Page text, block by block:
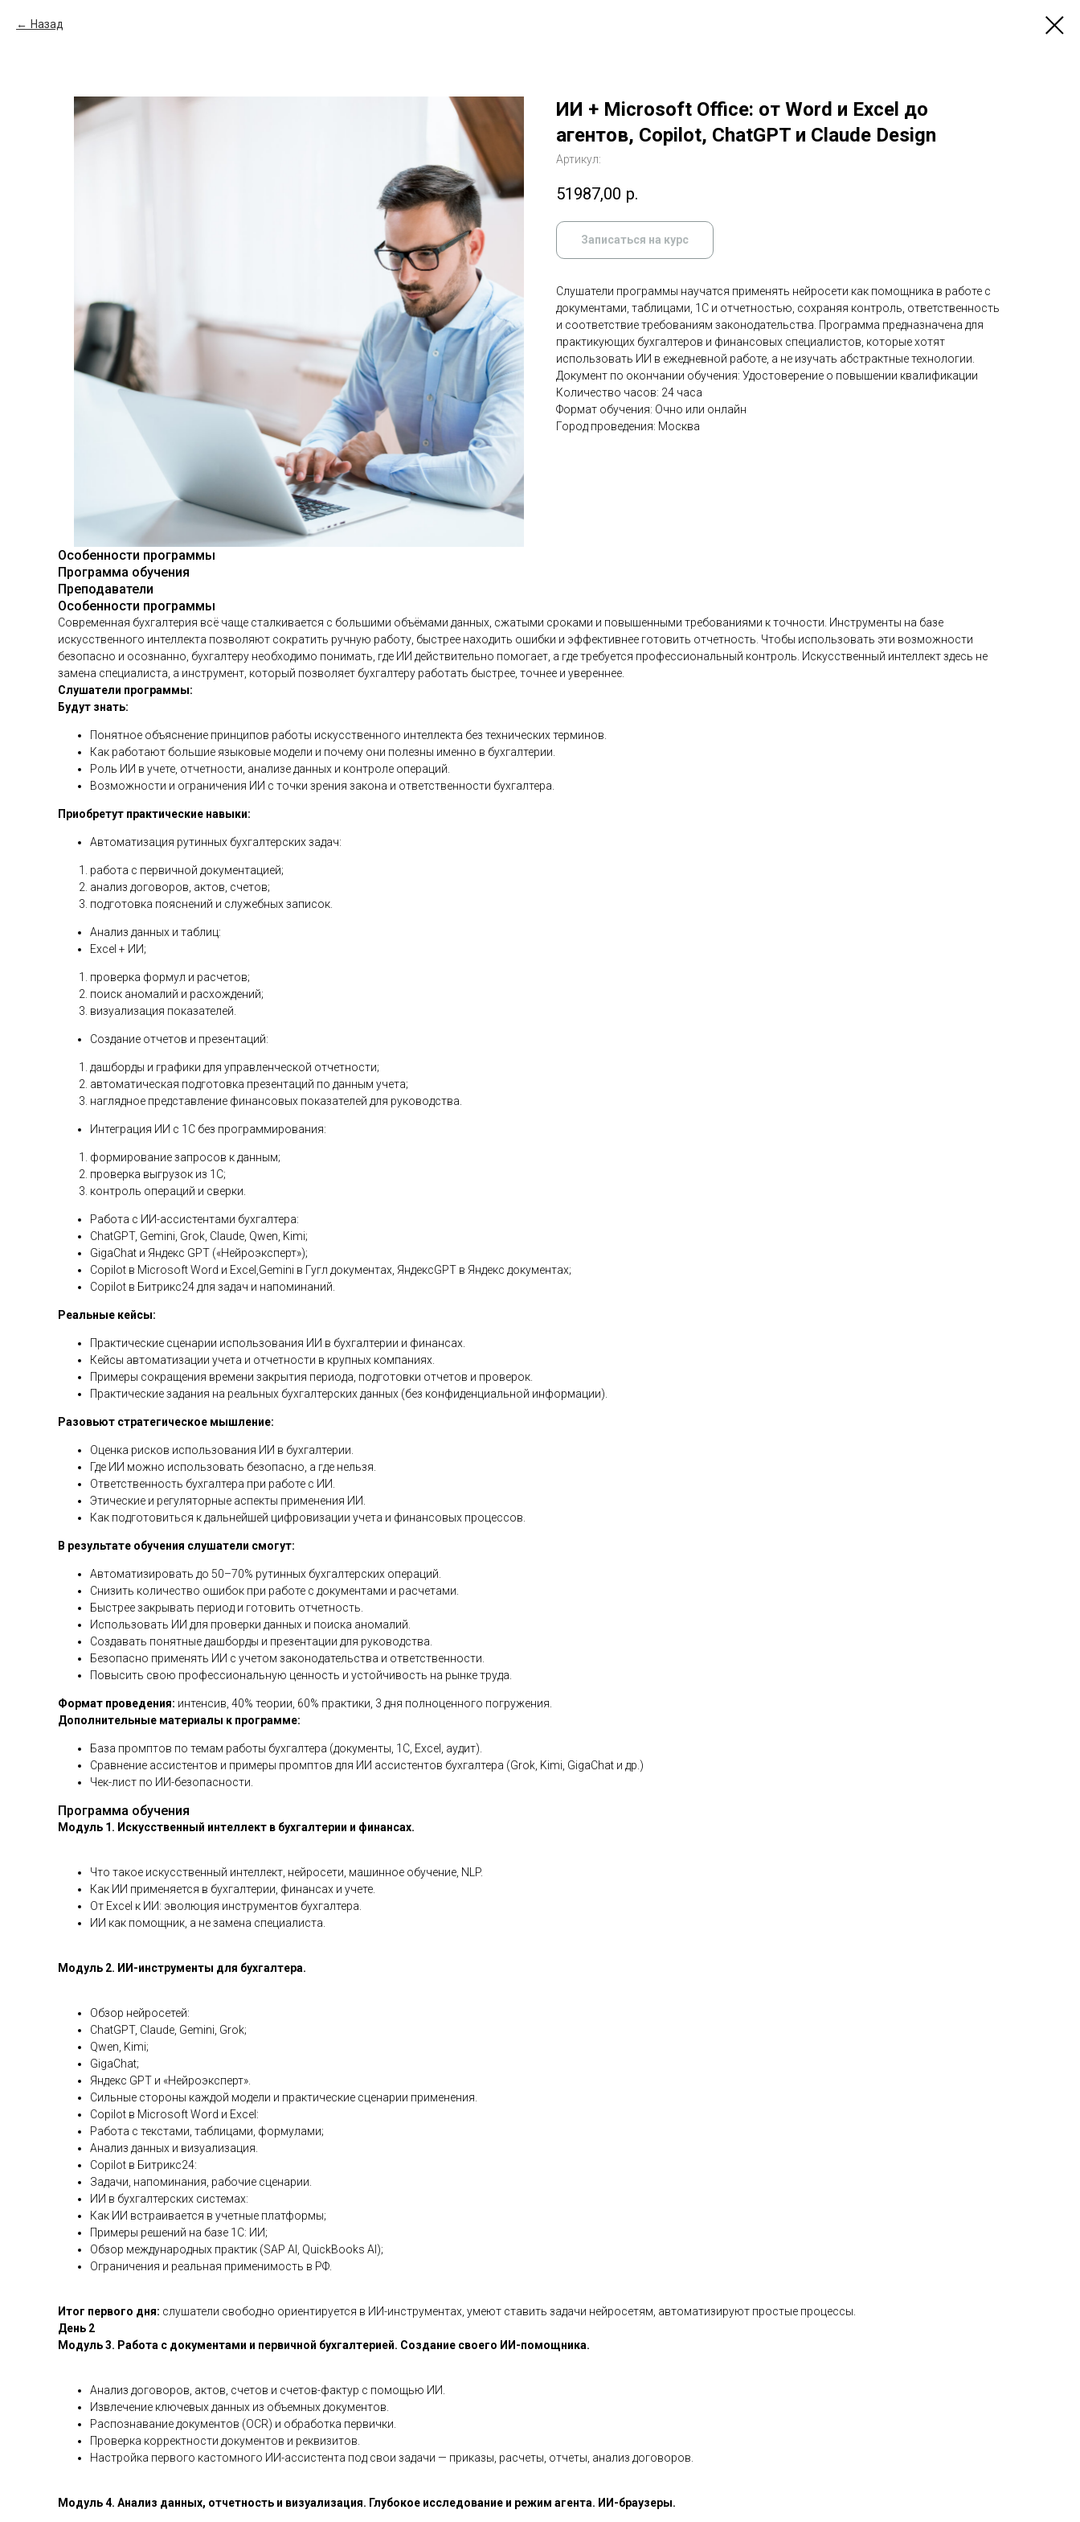
Назад
ИИ + Microsoft Office: от Word и Excel до
агентов, Copilot, ChatGPT и Claude Design
Артикул:
51987,00 р.
Записаться на курс
Слушатели программы научатся применять нейросети как помощника в работе с
документами, таблицами, 1С и отчетностью, сохраняя контроль, ответственность
и соответствие требованиям законодательства. Программа предназначена для
практикующих бухгалтеров и финансовых специалистов, которые хотят
использовать ИИ в ежедневной работе, а не изучать абстрактные технологии.
Документ по окончании обучения: Удостоверение о повышении квалификации
Количество часов: 24 часа
Формат обучения: Очно или онлайн
Город проведения: Москва
Особенности программы
Программа обучения
Преподаватели
Особенности программы
Современная бухгалтерия всё чаще сталкивается с большими объёмами данных, сжатыми сроками и повышенными требованиями к точности. Инструменты на базе
искусственного интеллекта позволяют сократить ручную работу, быстрее находить ошибки и эффективнее готовить отчетность. Чтобы использовать эти возможности
безопасно и осознанно, бухгалтеру необходимо понимать, где ИИ действительно помогает, а где требуется профессиональный контроль. Искусственный интеллект здесь не
замена специалиста, а инструмент, который позволяет бухгалтеру работать быстрее, точнее и увереннее.
Слушатели программы:
Будут знать:
Понятное объяснение принципов работы искусственного интеллекта без технических терминов.
Как работают большие языковые модели и почему они полезны именно в бухгалтерии.
Роль ИИ в учете, отчетности, анализе данных и контроле операций.
Возможности и ограничения ИИ с точки зрения закона и ответственности бухгалтера.
Приобретут практические навыки:
Автоматизация рутинных бухгалтерских задач:
работа с первичной документацией;
анализ договоров, актов, счетов;
подготовка пояснений и служебных записок.
Анализ данных и таблиц:
Excel + ИИ;
проверка формул и расчетов;
поиск аномалий и расхождений;
визуализация показателей.
Создание отчетов и презентаций:
дашборды и графики для управленческой отчетности;
автоматическая подготовка презентаций по данным учета;
наглядное представление финансовых показателей для руководства.
Интеграция ИИ с 1С без программирования:
формирование запросов к данным;
проверка выгрузок из 1С;
контроль операций и сверки.
Работа с ИИ-ассистентами бухгалтера:
ChatGPT, Gemini, Grok, Claude, Qwen, Kimi;
GigaChat и Яндекс GPT («Нейроэксперт»);
Copilot в Microsoft Word и Excel,Gemini в Гугл документах, ЯндексGPT в Яндекс документах;
Copilot в Битрикс24 для задач и напоминаний.
Реальные кейсы:
Практические сценарии использования ИИ в бухгалтерии и финансах.
Кейсы автоматизации учета и отчетности в крупных компаниях.
Примеры сокращения времени закрытия периода, подготовки отчетов и проверок.
Практические задания на реальных бухгалтерских данных (без конфиденциальной информации).
Разовьют стратегическое мышление:
Оценка рисков использования ИИ в бухгалтерии.
Где ИИ можно использовать безопасно, а где нельзя.
Ответственность бухгалтера при работе с ИИ.
Этические и регуляторные аспекты применения ИИ.
Как подготовиться к дальнейшей цифровизации учета и финансовых процессов.
В результате обучения слушатели смогут:
Автоматизировать до 50–70% рутинных бухгалтерских операций.
Снизить количество ошибок при работе с документами и расчетами.
Быстрее закрывать период и готовить отчетность.
Использовать ИИ для проверки данных и поиска аномалий.
Создавать понятные дашборды и презентации для руководства.
Безопасно применять ИИ с учетом законодательства и ответственности.
Повысить свою профессиональную ценность и устойчивость на рынке труда.
Формат проведения: интенсив, 40% теории, 60% практики, 3 дня полноценного погружения.
Дополнительные материалы к программе:
База промптов по темам работы бухгалтера (документы, 1С, Excel, аудит).
Сравнение ассистентов и примеры промптов для ИИ ассистентов бухгалтера (Grok, Kimi, GigaChat и др.)
Чек-лист по ИИ-безопасности.
Программа обучения
Модуль 1. Искусственный интеллект в бухгалтерии и финансах.
Что такое искусственный интеллект, нейросети, машинное обучение, NLP.
Как ИИ применяется в бухгалтерии, финансах и учете.
От Excel к ИИ: эволюция инструментов бухгалтера.
ИИ как помощник, а не замена специалиста.
Модуль 2. ИИ-инструменты для бухгалтера.
Обзор нейросетей:
ChatGPT, Claude, Gemini, Grok;
Qwen, Kimi;
GigaChat;
Яндекс GPT и «Нейроэксперт».
Сильные стороны каждой модели и практические сценарии применения.
Copilot в Microsoft Word и Excel:
Работа с текстами, таблицами, формулами;
Анализ данных и визуализация.
Copilot в Битрикс24:
Задачи, напоминания, рабочие сценарии.
ИИ в бухгалтерских системах:
Как ИИ встраивается в учетные платформы;
Примеры решений на базе 1С: ИИ;
Обзор международных практик (SAP AI, QuickBooks AI);
Ограничения и реальная применимость в РФ.
Итог первого дня: слушатели свободно ориентируется в ИИ-инструментах, умеют ставить задачи нейросетям, автоматизируют простые процессы.
День 2
Модуль 3. Работа с документами и первичной бухгалтерией. Создание своего ИИ-помощника.
Анализ договоров, актов, счетов и счетов-фактур с помощью ИИ.
Извлечение ключевых данных из объемных документов.
Распознавание документов (OCR) и обработка первички.
Проверка корректности документов и реквизитов.
Настройка первого кастомного ИИ-ассистента под свои задачи — приказы, расчеты, отчеты, анализ договоров.
Модуль 4. Анализ данных, отчетность и визуализация. Глубокое исследование и режим агента. ИИ-браузеры.